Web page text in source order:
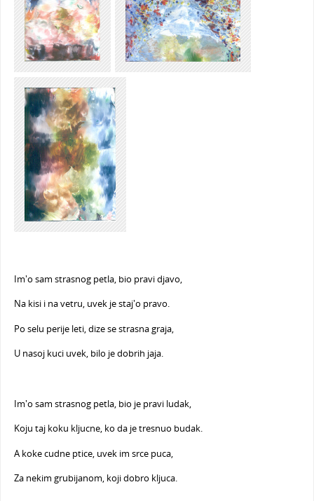
Im'o sam strasnog petla, bio pravi djavo,
Na kisi i na vetru, uvek je staj'o pravo.
Po selu perije leti, dize se strasna graja,
U nasoj kuci uvek, bilo je dobrih jaja.
Im'o sam strasnog petla, bio je pravi ludak,
Koju taj koku kljucne, ko da je tresnuo budak.
A koke cudne ptice, uvek im srce puca,
Za nekim grubijanom, koji dobro kljuca.